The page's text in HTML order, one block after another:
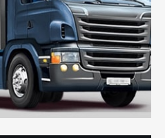
руб.
грузов с
режима, работающим
обработкой кузова и мед.
быстро перевезти
в любой город России с